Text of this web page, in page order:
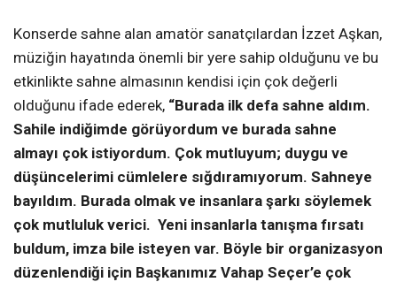
Konserde sahne alan amatör sanatçılardan İzzet Aşkan,
müziğin hayatında önemli bir yere sahip olduğunu ve bu
etkinlikte sahne almasının kendisi için çok değerli
olduğunu ifade ederek, “Burada ilk defa sahne aldım.
Sahile indiğimde görüyordum ve burada sahne
almayı çok istiyordum. Çok mutluyum; duygu ve
düşüncelerimi cümlelere sığdıramıyorum. Sahneye
bayıldım. Burada olmak ve insanlara şarkı söylemek
çok mutluluk verici. Yeni insanlarla tanışma fırsatı
buldum, imza bile isteyen var. Böyle bir organizasyon
düzenlendiği için Başkanımız Vahap Seçer’e çok